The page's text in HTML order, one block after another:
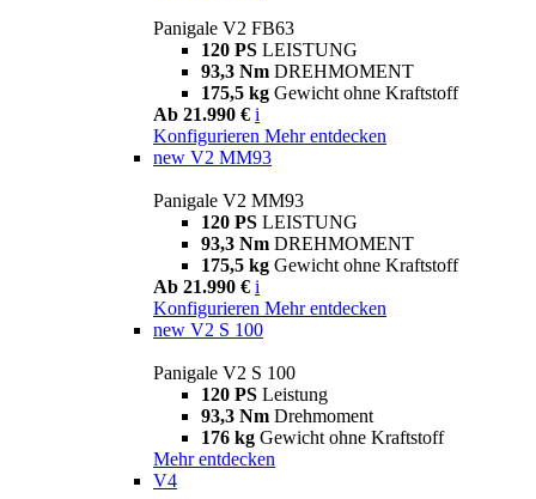
Panigale V2 FB63
120 PS LEISTUNG
93,3 Nm DREHMOMENT
175,5 kg Gewicht ohne Kraftstoff
Ab 21.990 € i
Konfigurieren Mehr entdecken
new V2 MM93
Panigale V2 MM93
120 PS LEISTUNG
93,3 Nm DREHMOMENT
175,5 kg Gewicht ohne Kraftstoff
Ab 21.990 € i
Konfigurieren Mehr entdecken
new V2 S 100
Panigale V2 S 100
120 PS Leistung
93,3 Nm Drehmoment
176 kg Gewicht ohne Kraftstoff
Mehr entdecken
V4